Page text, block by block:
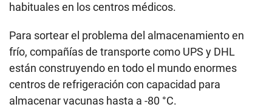
habituales en los centros médicos.
Para sortear el problema del almacenamiento en
frío, compañías de transporte como UPS y DHL
están construyendo en todo el mundo enormes
centros de refrigeración con capacidad para
almacenar vacunas hasta a -80 °C.